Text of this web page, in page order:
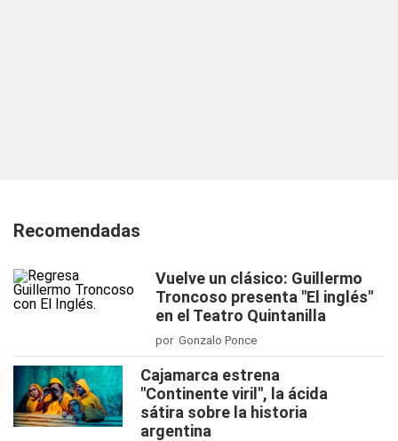
Recomendadas
Vuelve un clásico: Guillermo
Troncoso presenta "El inglés"
en el Teatro Quintanilla
por Gonzalo Ponce
Cajamarca estrena
"Continente viril", la ácida
sátira sobre la historia
argentina